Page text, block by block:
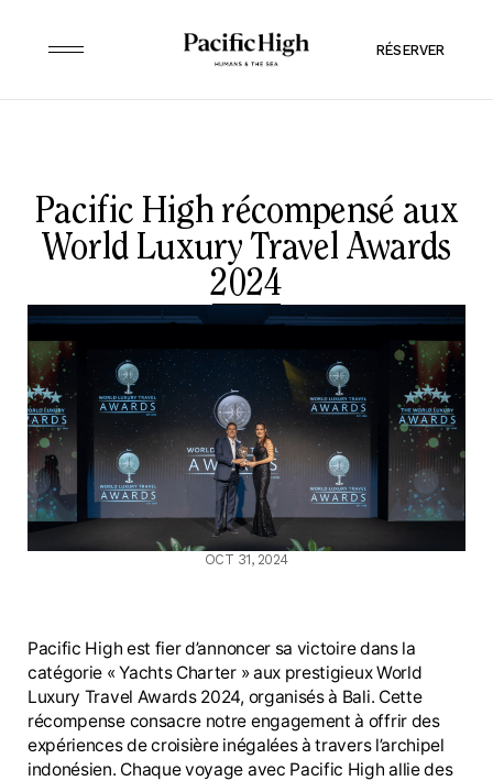
RÉSERVER
Pacific High récompensé aux
World Luxury Travel Awards
2024
OCT 31, 2024
Pacific High est fier d’annoncer sa victoire dans la
catégorie « Yachts Charter » aux prestigieux World
Luxury Travel Awards 2024, organisés à Bali. Cette
récompense consacre notre engagement à offrir des
expériences de croisière inégalées à travers l’archipel
indonésien. Chaque voyage avec Pacific High allie des